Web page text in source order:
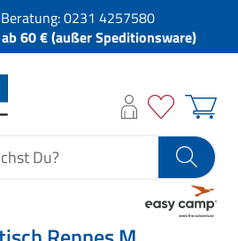
0231 4257580
60 € (außer Speditionsware)